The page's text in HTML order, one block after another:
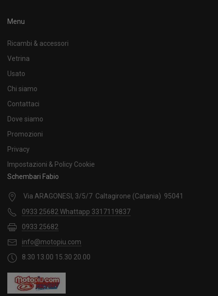
Menu
Ricambi & accessori
Vetrina
Usato
Chi siamo
Contattaci
Dove siamo
Promozioni
Privacy
Impostazioni & Policy Cookie
Schembari Fabio
Via ARAGONESI, 3/5/7 Caltagirone (Catania) 95041
0933 25682 Whattapp 3317119837
0933 25682
info@motopiu.com
8.30 13.00 15.30 20.00